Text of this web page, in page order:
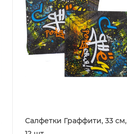
Салфетки Граффити, 33 см,